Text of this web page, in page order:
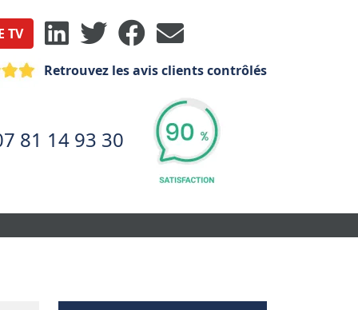
TV
Retrouvez les avis clients contrôlés
81 14 93 30